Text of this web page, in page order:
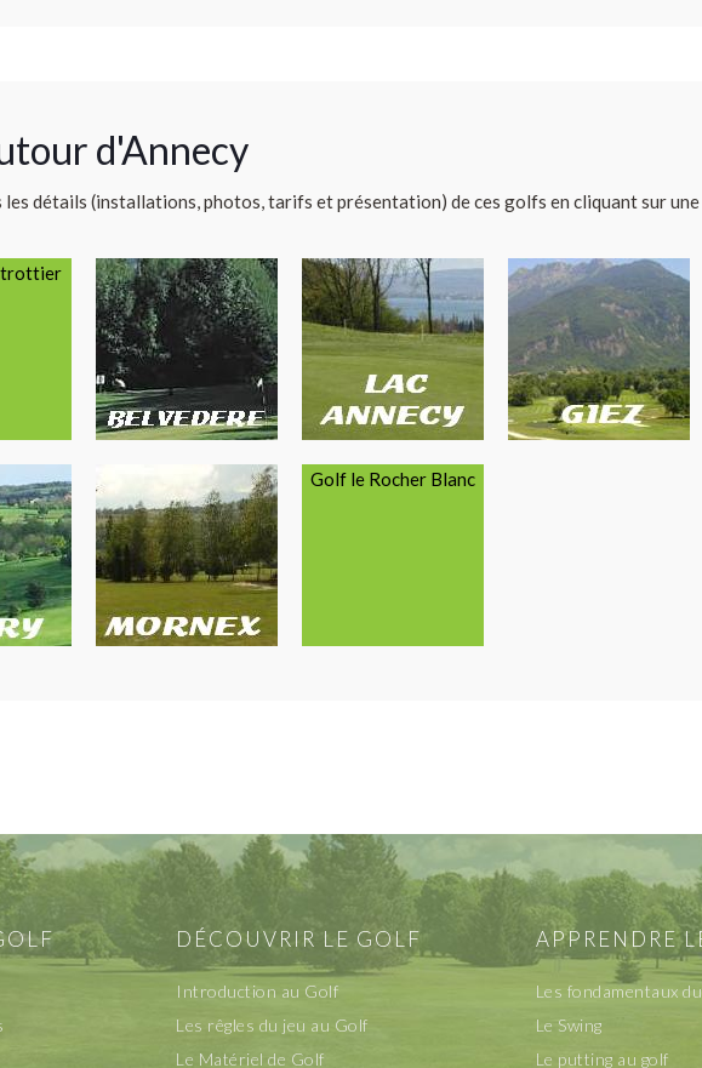
d'Annecy
détails (installations, photos, tarifs et présentation) de ces golfs en cliquant sur une
Golf le Rocher Blanc
DÉCOUVRIR LE GOLF
Introduction au Golf
Les rêgles du jeu au Golf
Le Matériel de Golf
APPRENDRE
Les fondamentaux
Le Swing
Le putting au golf